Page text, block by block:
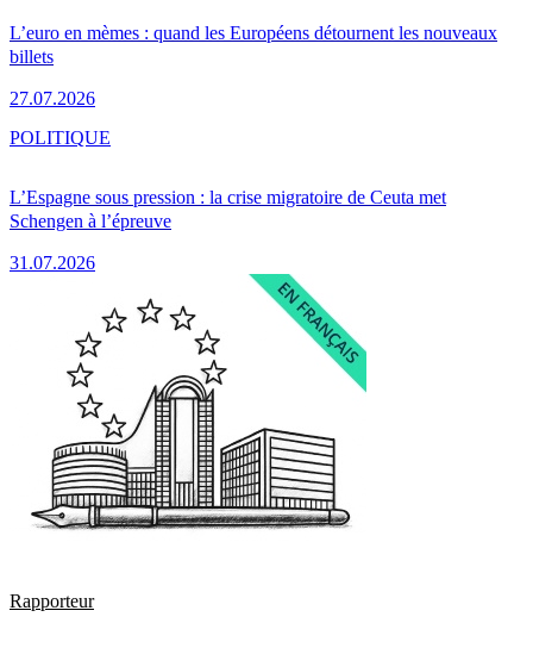
L’euro en mèmes : quand les Européens détournent les nouveaux
billets
27.07.2026
L’Espagne sous pression : la crise migratoire de Ceuta met
Schengen à l’épreuve
31.07.2026
POLITIQUE
Rapporteur